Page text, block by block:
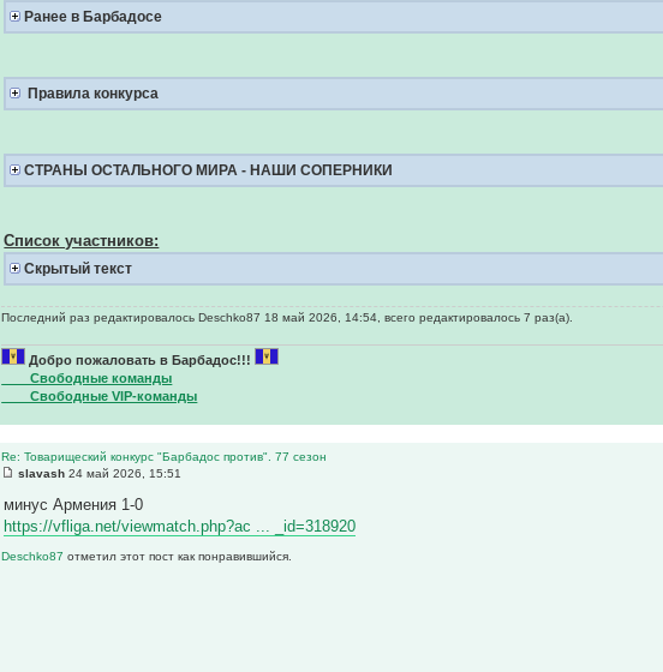
Ранее в Барбадосе
Правила конкурса
СТРАНЫ ОСТАЛЬНОГО МИРА - НАШИ СОПЕРНИКИ
Список участников:
Скрытый текст
Последний раз редактировалось Deschko87 18 май 2026, 14:54, всего редактировалось 7 раз(а).
Добро пожаловать в Барбадос!!!
____Свободные команды
____Свободные VIP-команды
Re: Товарищеский конкурс "Барбадос против". 77 сезон
slavash 24 май 2026, 15:51
минус Армения 1-0
https://vfliga.net/viewmatch.php?ac ... _id=318920
Deschko87отметил этот пост как понравившийся.